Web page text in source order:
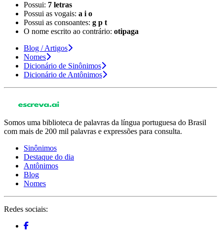
Possui: 7 letras
Possui as vogais: a i o
Possui as consoantes: g p t
O nome escrito ao contrário: otipaga
Blog / Artigos
Nomes
Dicionário de Sinônimos
Dicionário de Antônimos
Somos uma biblioteca de palavras da língua portuguesa do Brasil
com mais de 200 mil palavras e expressões para consulta.
Sinônimos
Destaque do dia
Antônimos
Blog
Nomes
Redes sociais: